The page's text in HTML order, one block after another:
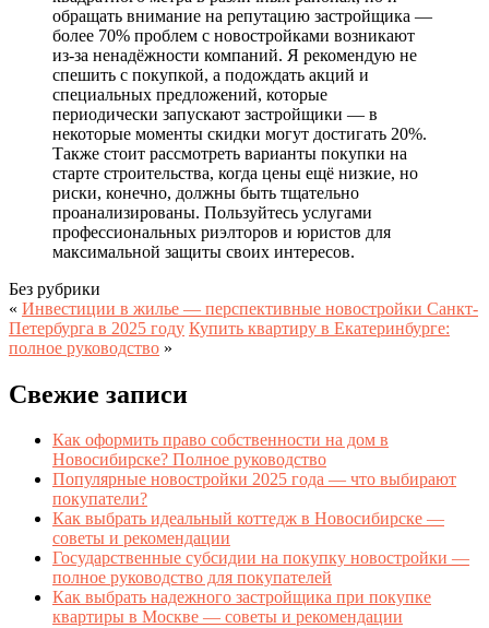
обращать внимание на репутацию застройщика —
более 70% проблем с новостройками возникают
из-за ненадёжности компаний. Я рекомендую не
спешить с покупкой, а подождать акций и
специальных предложений, которые
периодически запускают застройщики — в
некоторые моменты скидки могут достигать 20%.
Также стоит рассмотреть варианты покупки на
старте строительства, когда цены ещё низкие, но
риски, конечно, должны быть тщательно
проанализированы. Пользуйтесь услугами
профессиональных риэлторов и юристов для
максимальной защиты своих интересов.
Без рубрики
« Инвестиции в жилье — перспективные новостройки Санкт-
Петербурга в 2025 году Купить квартиру в Екатеринбурге:
полное руководство »
Свежие записи
Как оформить право собственности на дом в
Новосибирске? Полное руководство
Популярные новостройки 2025 года — что выбирают
покупатели?
Как выбрать идеальный коттедж в Новосибирске —
советы и рекомендации
Государственные субсидии на покупку новостройки —
полное руководство для покупателей
Как выбрать надежного застройщика при покупке
квартиры в Москве — советы и рекомендации